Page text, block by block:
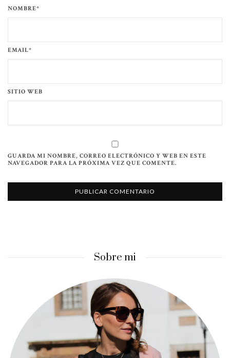
NOMBRE*
EMAIL*
SITIO WEB
GUARDA MI NOMBRE, CORREO ELECTRÓNICO Y WEB EN ESTE
NAVEGADOR PARA LA PRÓXIMA VEZ QUE COMENTE.
Sobre mi